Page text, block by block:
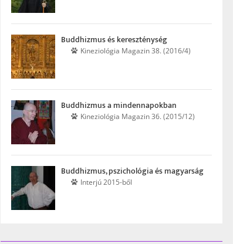
Buddhizmus és keresz­ténység
Kinezio­lógia Maga­zin 38. (2016/4)
Buddhizmus a minden­napokban
Kinezio­lógia Maga­zin 36. (2015/12)
Buddhizmus, pszichológia és magyarság
Interjú 2015-ből